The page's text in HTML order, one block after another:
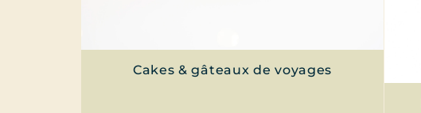
Cakes & gâteaux de voyages